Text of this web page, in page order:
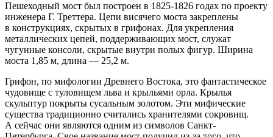
Пешеходный мост был построен в 1825-1826 годах по проекту
инженера Г. Треттера. Цепи висячего моста закреплены
в конструкциях, скрытых в грифонах. Для укрепления
металлических цепей, поддерживающих мост, служат
чугунные консоли, скрытые внутри полых фигур. Ширина
моста 1,85 м, длина — 25,2 м.
Грифон, по мифологии Древнего Востока, это фантастическое
чудовище с туловищем льва и крыльями орла. Крылья
скульптур покрыты сусальным золотом. Эти мифические
существа традиционно считались хранителями сокровищ.
А сейчас они являются одним из символов Санкт-